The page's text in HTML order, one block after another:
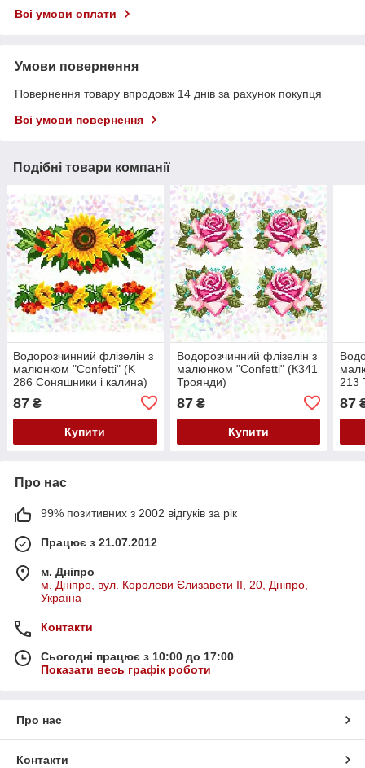
Всі умови оплати
Умови повернення
Повернення товару впродовж 14 днів за рахунок покупця
Всі умови повернення
Подібні товари компанії
Водорозчинний флізелін з
малюнком "Confetti" (K
286 Соняшники і калина)
87 ₴
Купити
Водорозчинний флізелін з
малюнком "Confetti" (К341
Троянди)
87₴
Купити
213
87
Про нас
99% позитивних з 2002 відгуків за рік
Працює з 21.07.2012
м. Дніпро
м. Дніпро, вул. Королеви Єлизавети ІІ, 20, Дніпро,
Україна
Контакти
Сьогодні працює з 10:00 до 17:00
Показати весь графік роботи
Про нас
Контакти